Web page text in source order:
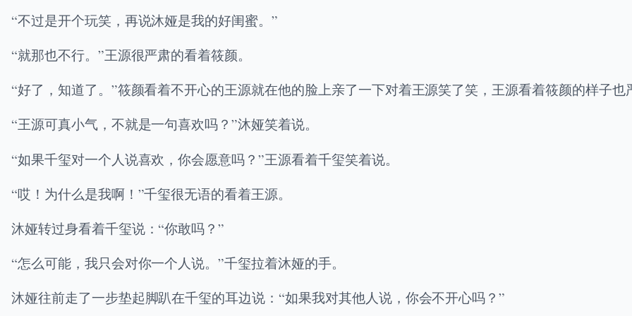
“不过是开个玩笑，再说沐娅是我的好闺蜜。”
“就那也不行。”王源很严肃的看着筱颜。
“好了，知道了。”筱颜看着不开心的王源就在他的脸上亲了一下对着王源笑了笑，王源看着筱颜的样子也
“王源可真小气，不就是一句喜欢吗？”沐娅笑着说。
“如果千玺对一个人说喜欢，你会愿意吗？”王源看着千玺笑着说。
“哎！为什么是我啊！”千玺很无语的看着王源。
沐娅转过身看着千玺说：“你敢吗？”
“怎么可能，我只会对你一个人说。”千玺拉着沐娅的手。
沐娅往前走了一步垫起脚趴在千玺的耳边说：“如果我对其他人说，你会不开心吗？”